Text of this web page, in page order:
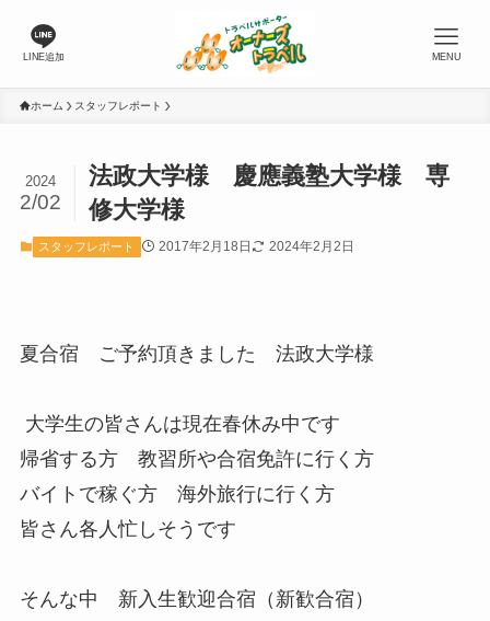
LINE追加 MENU
ホーム スタッフレポート
法政大学様 慶應義塾大学様 専
修大学様
2024
2/02
スタッフレポート 2017年2月18日 2024年2月2日
夏合宿 ご予約頂きました 法政大学様
大学生の皆さんは現在春休み中です
帰省する方 教習所や合宿免許に行く方
バイトで稼ぐ方 海外旅行に行く方
皆さん各人忙しそうです
そんな中 新入生歓迎合宿（新歓合宿）